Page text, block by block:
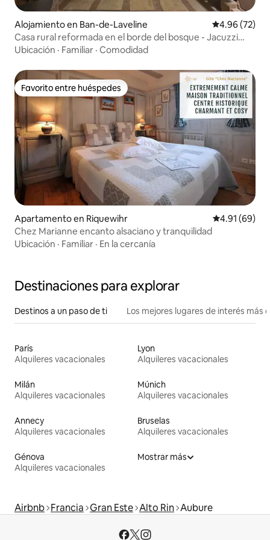
Alojamiento en Ban-de-Laveline Calificación
4.96 (72)
Casa rural reformada en el borde del bosque - Jacuzzi
privado
Ubicación · Familiar · Comodidad
Favorito entre huéspedes
Favorito entre huéspedes
Apartamento en Riquewihr Calificación
4.91 (69)
Chez Marianne encanto alsaciano y tranquilidad
Ubicación · Familiar · En la cercanía
Destinaciones para explorar
Destinos a un paso de ti Los mejores lugares de interés más
París
Alquileres vacacionales
Lyon
Alquileres vacacionales
Milán
Alquileres vacacionales
Múnich
Alquileres vacacionales
Annecy
Alquileres vacacionales
Bruselas
Alquileres vacacionales
Génova
Alquileres vacacionales
Mostrar más
Airbnb Francia Gran Este Alto Rin Aubure